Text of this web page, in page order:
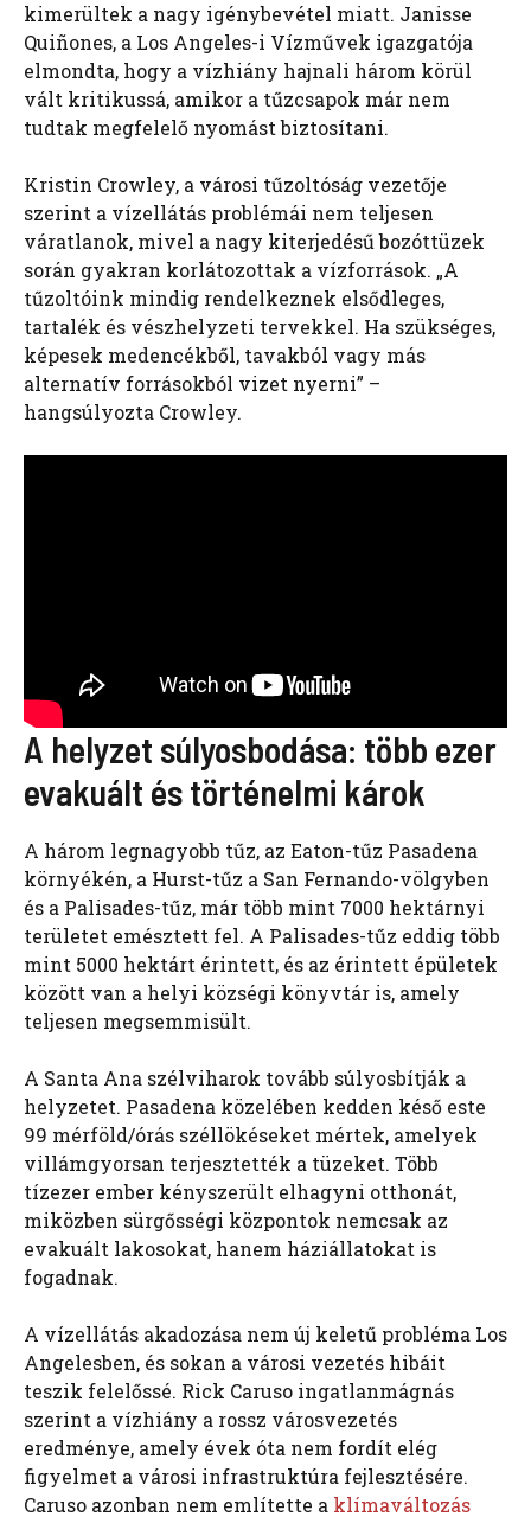
kimerültek a nagy igénybevétel miatt. Janisse
Quiñones, a Los Angeles-i Vízművek igazgatója
elmondta, hogy a vízhiány hajnali három körül
vált kritikussá, amikor a tűzcsapok már nem
tudtak megfelelő nyomást biztosítani.
Kristin Crowley, a városi tűzoltóság vezetője
szerint a vízellátás problémái nem teljesen
váratlanok, mivel a nagy kiterjedésű bozóttüzek
során gyakran korlátozottak a vízforrások. „A
tűzoltóink mindig rendelkeznek elsődleges,
tartalék és vészhelyzeti tervekkel. Ha szükséges,
képesek medencékből, tavakból vagy más
alternatív forrásokból vizet nyerni” –
hangsúlyozta Crowley.
A helyzet súlyosbodása: több ezer
evakuált és történelmi károk
A három legnagyobb tűz, az Eaton-tűz Pasadena
környékén, a Hurst-tűz a San Fernando-völgyben
és a Palisades-tűz, már több mint 7000 hektárnyi
területet emésztett fel. A Palisades-tűz eddig több
mint 5000 hektárt érintett, és az érintett épületek
között van a helyi községi könyvtár is, amely
teljesen megsemmisült.
A Santa Ana szélviharok tovább súlyosbítják a
helyzetet. Pasadena közelében kedden késő este
99 mérföld/órás széllökéseket mértek, amelyek
villámgyorsan terjesztették a tüzeket. Több
tízezer ember kényszerült elhagyni otthonát,
miközben sürgősségi központok nemcsak az
evakuált lakosokat, hanem háziállatokat is
fogadnak.
A vízellátás akadozása nem új keletű probléma Los
Angelesben, és sokan a városi vezetés hibáit
teszik felelőssé. Rick Caruso ingatlanmágnás
szerint a vízhiány a rossz városvezetés
eredménye, amely évek óta nem fordít elég
figyelmet a városi infrastruktúra fejlesztésére.
Caruso azonban nem említette a klímaváltozás